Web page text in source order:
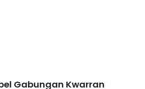
Gabungan Kwarran